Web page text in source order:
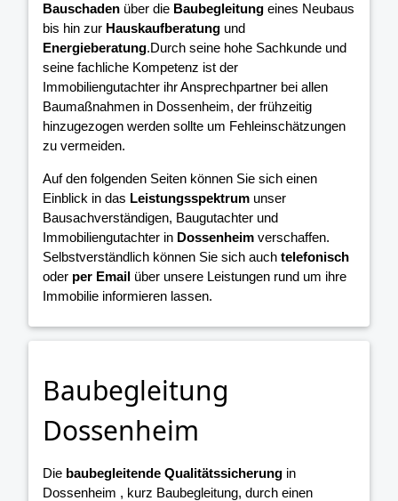
Bauschaden über die Baubegleitung eines Neubaus
bis hin zur Hauskaufberatung und
Energieberatung.Durch seine hohe Sachkunde und
seine fachliche Kompetenz ist der
Immobiliengutachter ihr Ansprechpartner bei allen
Baumaßnahmen in Dossenheim, der frühzeitig
hinzugezogen werden sollte um Fehleinschätzungen
zu vermeiden.
Auf den folgenden Seiten können Sie sich einen
Einblick in das Leistungsspektrum unser
Bausachverständigen, Baugutachter und
Immobiliengutachter in Dossenheim verschaffen.
Selbstverständlich können Sie sich auch telefonisch
oder per Email über unsere Leistungen rund um ihre
Immobilie informieren lassen.
Baubegleitung
Dossenheim
Die baubegleitende Qualitätssicherung in
Dossenheim , kurz Baubegleitung, durch einen